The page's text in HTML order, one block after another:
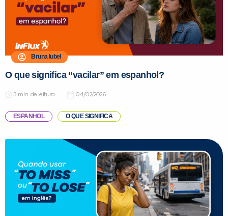
Bruna Iubel
O que significa “vacilar” em espanhol?
de leitura 04/02/2026
ESPANHOL O QUE SIGNIFICA